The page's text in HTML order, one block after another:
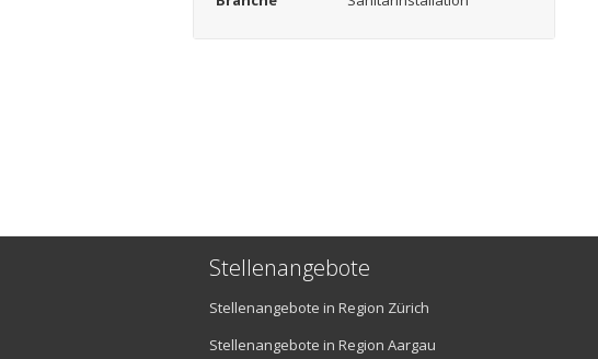
Stellenangebote
Stellenangebote in Region Zürich
Stellenangebote in Region Aargau